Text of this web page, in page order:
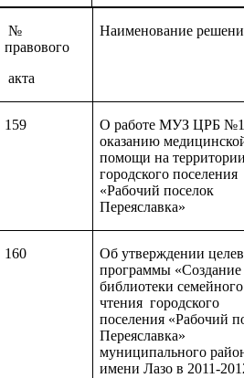
№
правового
акта
Наименование
159
О работе МУЗ ЦРБ
оказанию
помощи на
городского поселения
«Рабочий поселок
Переяславка»
160
Об утверждении
программы «Создание
библиотеки семейного
чтения городского
поселения «Рабочий
Переяславка»
муниципального
имени Лазо в 2011-